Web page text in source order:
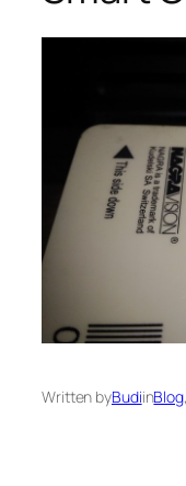
Written byBudiinBlog,